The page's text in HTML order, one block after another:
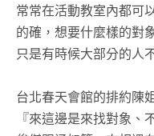
常常在活動教室內都可
的確，想要什麼樣的對
只是有時候大部分的人
台北春天會館的排約陳
『來這邊是來找對象、